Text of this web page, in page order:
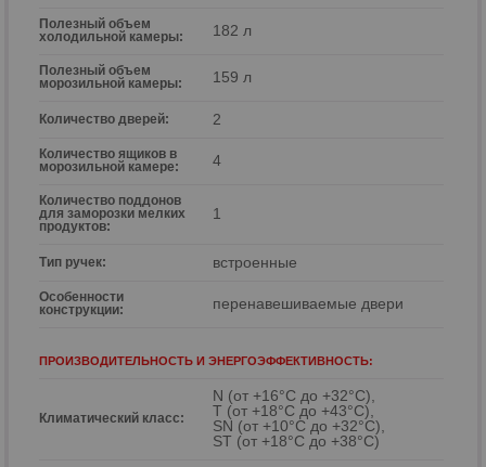
Полезный объем
холодильной камеры:
182 л
Полезный объем
морозильной камеры:
159 л
Количество дверей: 2
Количество ящиков в
морозильной камере:
4
Количество поддонов
для заморозки мелких
продуктов:
1
Тип ручек: встроенные
Особенности
конструкции:
перенавешиваемые двери
ПРОИЗВОДИТЕЛЬНОСТЬ И ЭНЕРГОЭФФЕКТИВНОСТЬ:
Климатический класс:
N (от +16°С до +32°С),
T (от +18°С до +43°С),
SN (от +10°С до +32°С),
ST (от +18°С до +38°С)